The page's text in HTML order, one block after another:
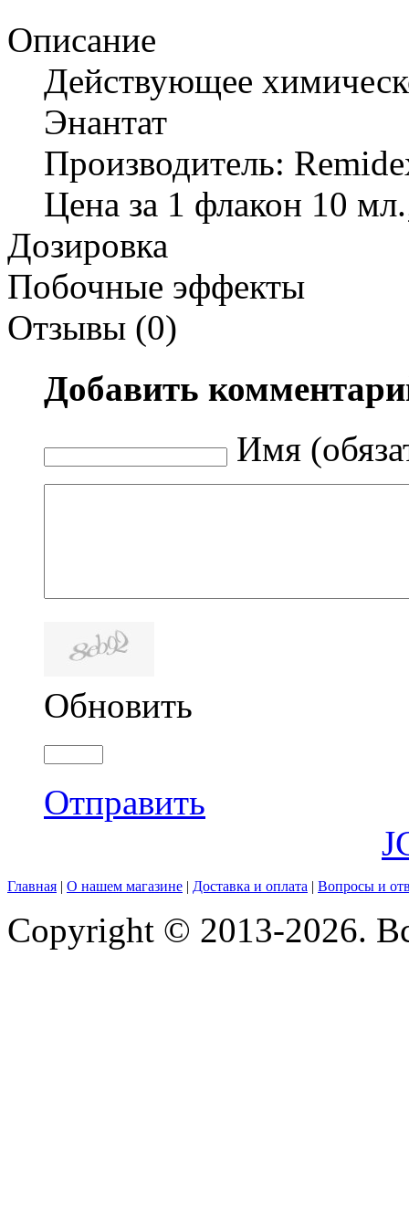
Описание
Действующее
Энантат
Производитель:
Цена за 1 флакон 10
Дозировка
Побочные эффекты
Отзывы (0)
Добавить
Имя
Обновить
Отправить
Главная | О нашем магазине | Доставка и оплата | Вопросы и
Copyright © 2013-2026.